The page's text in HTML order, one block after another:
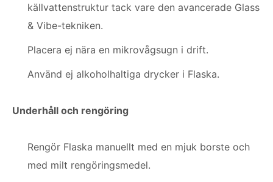
källvattenstruktur tack vare den avancerade Glass
& Vibe-tekniken.
Placera ej nära en mikrovågsugn i drift.
Använd ej alkoholhaltiga drycker i Flaska.
Underhåll och rengöring
Rengör Flaska manuellt med en mjuk borste och
med milt rengöringsmedel.